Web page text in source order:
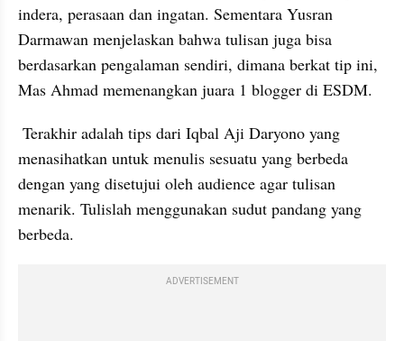
indera, perasaan dan ingatan. Sementara Yusran
Darmawan menjelaskan bahwa tulisan juga bisa
berdasarkan pengalaman sendiri, dimana berkat tip ini,
Mas Ahmad memenangkan juara 1 blogger di ESDM.
menasihatkan untuk menulis sesuatu yang berbeda
dengan yang disetujui oleh audience agar tulisan
menarik. Tulislah menggunakan sudut pandang yang
berbeda.
ADVERTISEMENT